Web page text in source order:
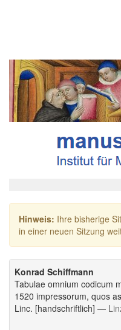
Hinweis: Ihre bisherige
in einer neuen Sitzung
Konrad Schiffmann
Tabulae omnium codicum
1520 impressorum, quos
Linc. [handschriftlich] —